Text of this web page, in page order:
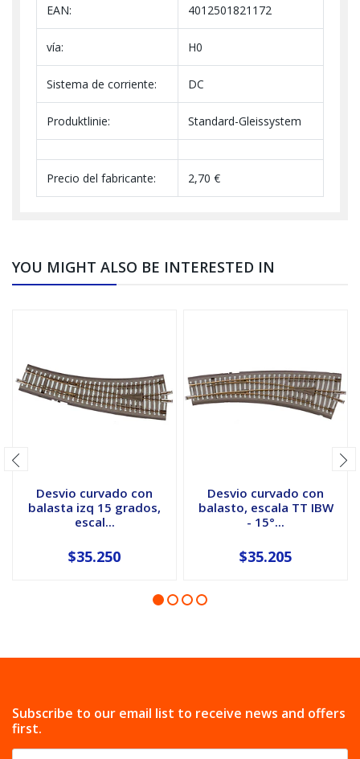
EAN: 4012501821172
vía: H0
Sistema de corriente: DC
Produktlinie: Standard-Gleissystem
Precio del fabricante: 2,70 €
YOU MIGHT ALSO BE INTERESTED IN
Desvio curvado con
balasta izq 15 grados,
escal...
$35.250
Desvio curvado con
balasto, escala TT IBW
- 15°...
$35.205
Subscribe to our email list to receive news and offers
first.